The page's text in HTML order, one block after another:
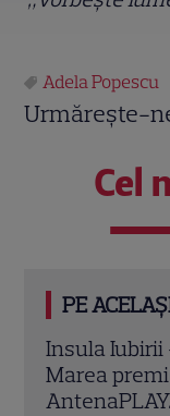
Adela Popescu
Urmărește-
Cel
PE
Iubirea
este
și i-a